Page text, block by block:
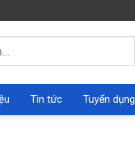
Tin tức Tuyển dụng